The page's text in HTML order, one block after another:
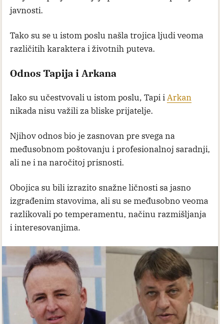
javnosti.
Tako su se u istom poslu našla trojica ljudi veoma
različitih karaktera i životnih puteva.
Odnos Tapija i Arkana
Iako su učestvovali u istom poslu, Tapi iArkan
nikada nisu važili za bliske prijatelje.
Njihov odnos bio je zasnovan pre svega na
međusobnom poštovanju i profesionalnoj saradnji,
ali ne i na naročitoj prisnosti.
Obojica su bili izrazito snažne ličnosti sa jasno
izgrađenim stavovima, ali su se međusobno veoma
razlikovali po temperamentu, načinu razmišljanja
i interesovanjima.